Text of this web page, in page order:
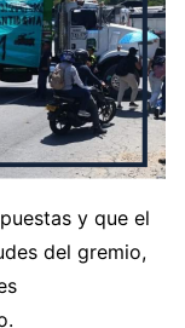
y que el
del gremio,